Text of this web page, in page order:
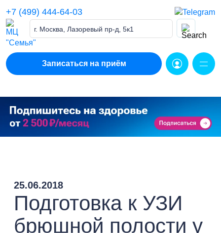
content
+7 (499) 444-64-03
г. Москва, Лазоревый пр-д, 5к1
Записаться на приём
25.06.2018
Подготовка к УЗИ
брюшной полости у